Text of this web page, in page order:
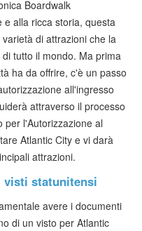
Boardwalk
alla ricca storia, questa
di attrazioni che la
tutto il mondo. Ma prima
ha da offrire, c'è un passo
all'ingresso
attraverso il processo
per l'Autorizzazione al
Atlantic City e vi darà
attrazioni.
visti statunitensi
avere i documenti
di un visto per Atlantic